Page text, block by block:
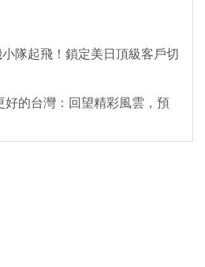
隊起飛！鎖定美日頂級客戶切
的台灣：回望精彩風雲，預